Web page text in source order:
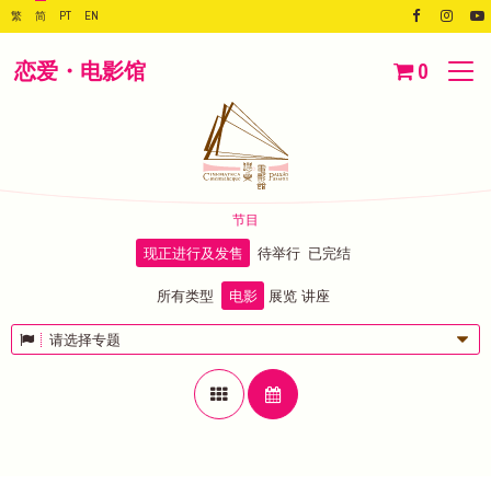
繁 简 PT EN
恋爱・电影馆 0
节目
现正进行及发售 待举行 已完结
所有类型 电影 展览 讲座
请选择专题